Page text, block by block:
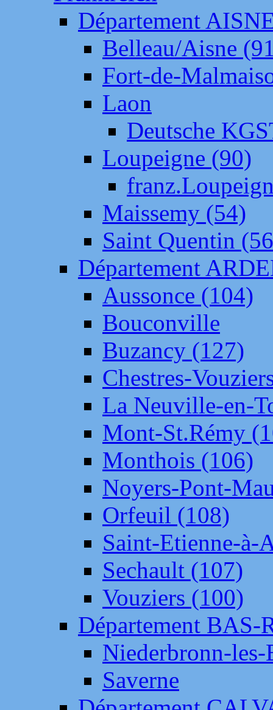
Département
Belleau/Aisne
Fort-de-
Laon
Deutsche
Loupeigne (90)
Maissemy (54)
Saint Quentin
Département
Aussonce (104)
Bouconville
Buzancy (127)
Chestres-
La Neuville-en-
Mont-St.Rémy
Monthois (106)
Noyers-Pont-
Orfeuil (108)
Saint-Etienne-à-
Sechault (107)
Vouziers (100)
Département BAS-
Niederbronn-
Saverne